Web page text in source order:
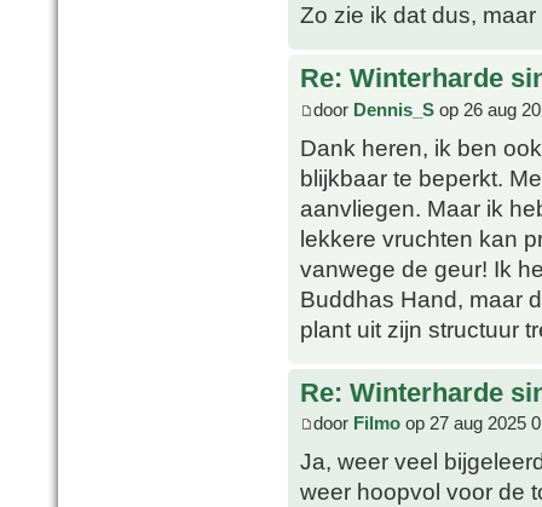
Zo zie ik dat dus,
Re: Winterharde
door Dennis_S op 26 aug
Dank heren, ik ben
blijkbaar te beperkt.
aanvliegen. Maar ik
lekkere vruchten kan
vanwege de geur! Ik
Buddhas Hand, maar
plant uit zijn structuur
Re: Winterharde
door Filmo op 27 aug 2025
Ja, weer veel
weer hoopvol voor de